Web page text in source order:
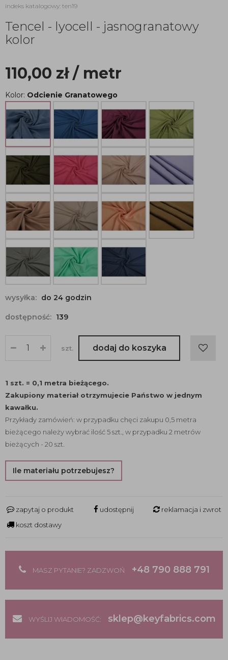
indeks katalogowy: ten19
Tencel - lyocell - jasnogranatowy
kolor
110,00 zł/ metr
Kolor: Odcienie Granatowego
wysyłka: do 24 godzin
dostępność: 139
szt. dodaj do koszyka
1 szt. = 0,1 metra bieżącego.
Zakupiony materiał otrzymujecie Państwo w jednym
kawałku.
Przykłady zamówień: w przypadku chęci zakupu 0,5 metra
bieżącego należy wybrać ilość 5 szt., w przypadku 2 metrów
bieżących - 20 szt.
Ile materiału potrzebujesz?
zapytaj o produkt udostępnij
reklamacja i zwrot
koszt dostawy
MASZ PYTANIE? ZADZWOŃ +48 790 888 791
WYŚLIJ WIADOMOŚĆ: sklep@keyfabrics.com